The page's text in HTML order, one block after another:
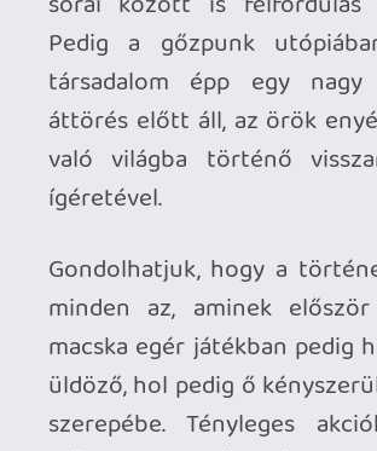
dinamikusan tudjuk szöktetni a kis
viktoriánus ruckóban, és mechanikus
varázsszárnyak segítségével szaladgáló
Anne-t. Oké, lépcsőzésből tényleg kicsit
sok van a játékban, de legalább jár érte az
acsi vagy a trófea.